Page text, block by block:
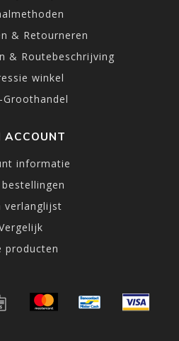
& Retourneren
& Routebeschrijving
winkel
Groothandel
ACCOUNT
informatie
verlanglijst
producten